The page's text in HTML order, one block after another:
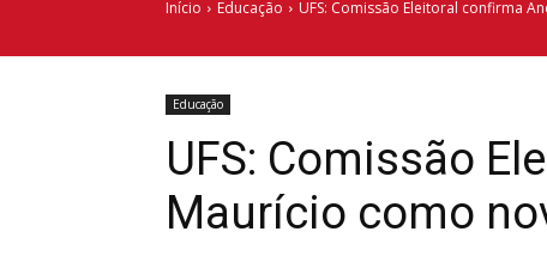
Início Educação UFS: Comissão Eleitoral confirma
Educação
UFS: Comissão
Maurício como